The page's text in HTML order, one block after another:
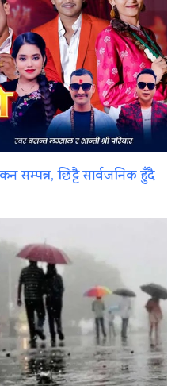
सम्पन्न, छिट्टै सार्वजनिक हुँदै